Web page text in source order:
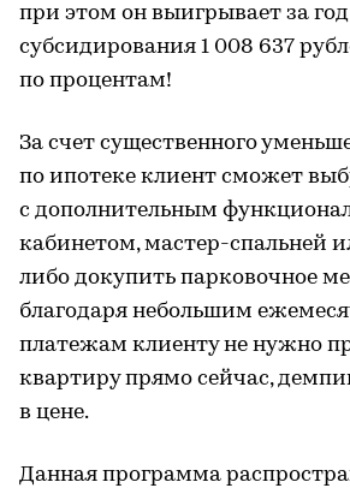
при этом он выигрывает за год
субсидирования 1 008 637
по процентам!
За счет существенного
по ипотеке клиент сможет
с дополнительным
кабинетом, мастер-спальней
либо докупить парковочное
благодаря небольшим
платежам клиенту не нужно
квартиру прямо сейчас,
в цене.
Данная программа